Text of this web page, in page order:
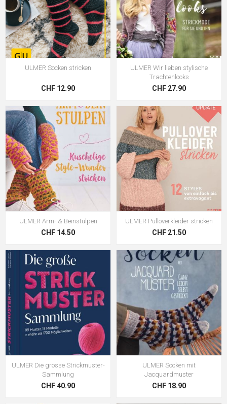
ULMER Socken stricken
CHF 12.90
ULMER Wir lieben stylische
Trachtenlooks
CHF 27.90
ULMER Arm- & Beinstulpen
CHF 14.50
ULMER Pulloverkleider stricken
CHF 21.50
ULMER Die grosse Strickmuster-
Sammlung
CHF 40.90
ULMER Socken mit
Jacquardmuster
CHF 18.90